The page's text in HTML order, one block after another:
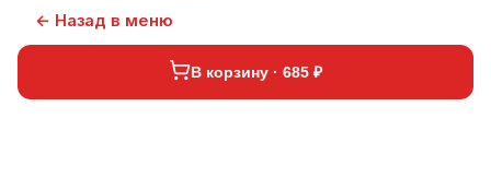
← Назад в меню
В корзину · 685 ₽